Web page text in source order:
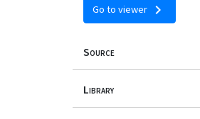
Go to viewer chevron_right
Source
Library